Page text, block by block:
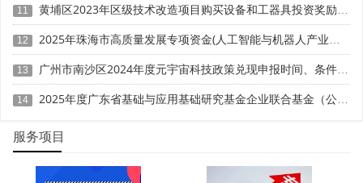
1. 明确合作方向：聚焦行业痛点，选择匹配的高校团队
(如生物医药企业重点对接医学院校);
2. 用好政策工具：申请联合实验室补贴、横向课题加计
扣除等支持;
3. 建立长效机制：
持续迭代;
11 黄埔区2023年区级技术改造项目购买设备和工器具投资奖励 （第一批）申报时间、条件要求、资助标准
12 2025年珠海市高质量发展专项资金(人工智能与机器人产业发展用途)项目征集申报时间、条件要求、补助奖励
13 广州市南沙区2024年度元宇宙科技政策兑现申报时间、条件要求、补助奖励
14 2025年度广东省基础与应用基础研究基金企业联合基金（公共卫生与医药健康领域）项目申报时间、条件要求、资助奖励
服务项目